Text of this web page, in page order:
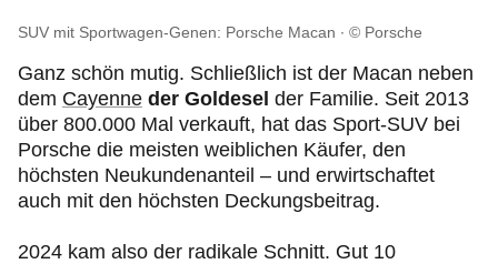
SUV mit Sportwagen-Genen: Porsche Macan © Porsche
Ganz schön mutig. Schließlich ist der Macan neben
dem Cayenne der Goldesel der Familie. Seit 2013
über 800.000 Mal verkauft, hat das Sport-SUV bei
Porsche die meisten weiblichen Käufer, den
höchsten Neukundenanteil – und erwirtschaftet
auch mit den höchsten Deckungsbeitrag.
2024 kam also der radikale Schnitt. Gut 10